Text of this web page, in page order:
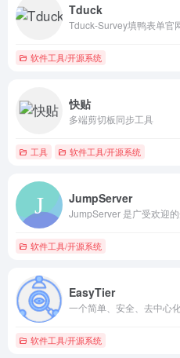
Tduck
Tduck-Survey填鸭表单官
软件工具/开源系统
快贴
多端剪切板同步工具
工具 软件工具/开源系统
JumpServer
软件工具/开源系统
EasyTier
软件工具/开源系统